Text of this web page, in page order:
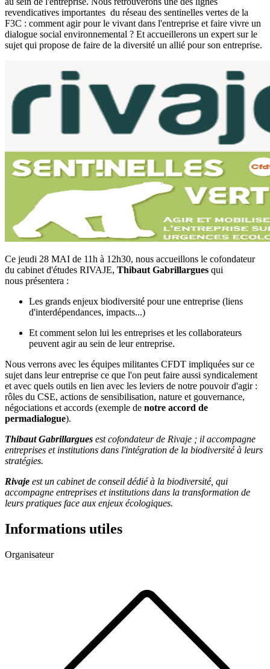
revendicatives importantes du réseau des sentinelles vertes de la
F3C : comment agir pour le vivant dans l'entreprise et faire vivre un
dialogue social environnemental ? Et accueillerons un expert sur le
sujet qui propose de faire de la diversité un allié pour son entreprise.
Ce jeudi 28 MAI de 11h à 12h30, nous accueillons le cofondateur
du cabinet d'études RIVAJE, Thibaut Gabrillargues qui
nous présentera :
Les grands enjeux biodiversité pour une entreprise (liens
d'interdépendances, impacts...)
Et comment selon lui les entreprises et les collaborateurs
peuvent agir au sein de leur entreprise.
Nous verrons avec les équipes militantes CFDT impliquées sur ce
sujet dans leur entreprise ce que l'on peut faire aussi syndicalement
et avec quels outils en lien avec les leviers de notre pouvoir d'agir :
rôles du CSE, actions de sensibilisation, nature et gouvernance,
négociations et accords (exemple de notre accord de
permadialogue).
Thibaut Gabrillargues est cofondateur de Rivaje ; il accompagne
entreprises et institutions dans l'intégration de la biodiversité à leurs
stratégies.
Rivaje est un cabinet de conseil dédié à la biodiversité, qui
accompagne entreprises et institutions dans la transformation de
leurs pratiques face aux enjeux écologiques.
Informations utiles
Organisateur